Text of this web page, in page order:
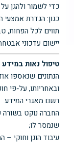
כדי לשמור ולהגן
תווים לכל הפחות,
יישום עדכוני
טיפול נאות במידע
הנתונים שנאספו
ובאחריותו, על-פי
רשם מאגרי המידע.
החברה נוקט
שנמסר לו;
עיבוד הוגן וחוקי